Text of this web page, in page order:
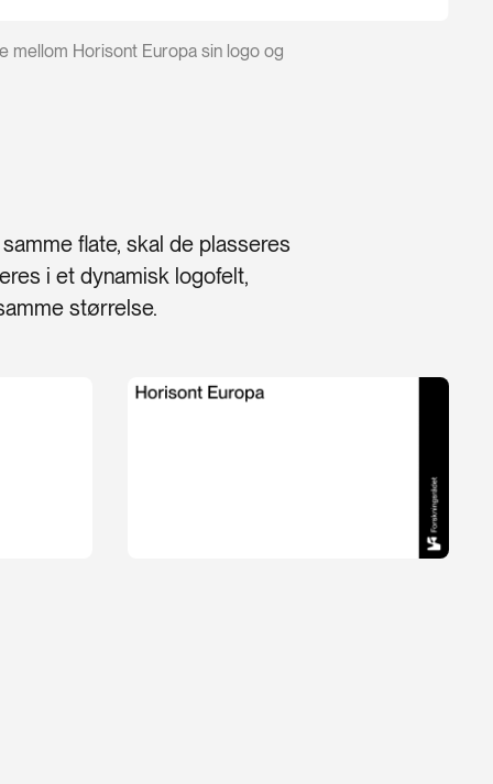
mellom Horisont Europa sin logo og
flate, skal de plasseres
i et dynamisk logofelt,
størrelse.